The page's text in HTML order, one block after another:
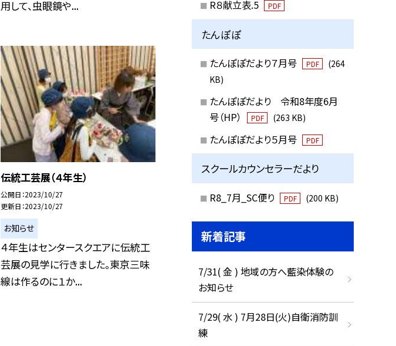
用して、虫眼鏡や...
伝統工芸展（４年生）
公開日 2023/10/27
更新日 2023/10/27
お知らせ
４年生はセンタースクエアに伝統工
芸展の見学に行きました。東京三味
線は作るのに１か...
R８献立表.5 PDF
たんぽぽ
たんぽぽだより７月号 PDF
(264
KB)
たんぽぽだより 令和8年度6月
号（HP）
PDF (263 KB)
たんぽぽだより５月号 PDF
スクールカウンセラーだより
R8_7月_SC便り PDF (200 KB)
新着記事
7/31( 金 ) 地域の方へ藍染体験の
お知らせ
7/29( 水 ) 7月28日(火)自衛消防訓
練